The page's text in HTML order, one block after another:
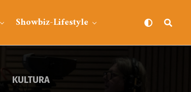
Showbiz-Lifestyle
KULTURA